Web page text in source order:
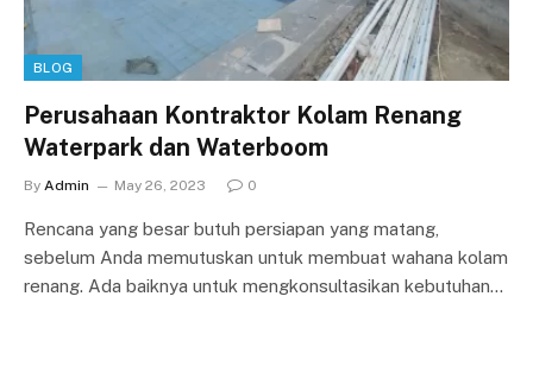
BLOG
Perusahaan Kontraktor Kolam Renang
Waterpark dan Waterboom
By Admin May 26, 2023 0
Rencana yang besar butuh persiapan yang matang,
sebelum Anda memutuskan untuk membuat wahana kolam
renang. Ada baiknya untuk mengkonsultasikan kebutuhan…